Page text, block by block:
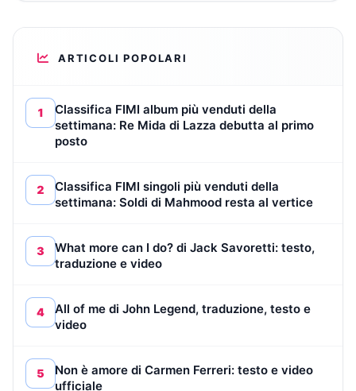
ARTICOLI POPOLARI
1
Classifica FIMI album più venduti della
settimana: Re Mida di Lazza debutta al primo
posto
2
Classifica FIMI singoli più venduti della
settimana: Soldi di Mahmood resta al vertice
3
What more can I do? di Jack Savoretti: testo,
traduzione e video
4
All of me di John Legend, traduzione, testo e
video
5
Non è amore di Carmen Ferreri: testo e video
ufficiale